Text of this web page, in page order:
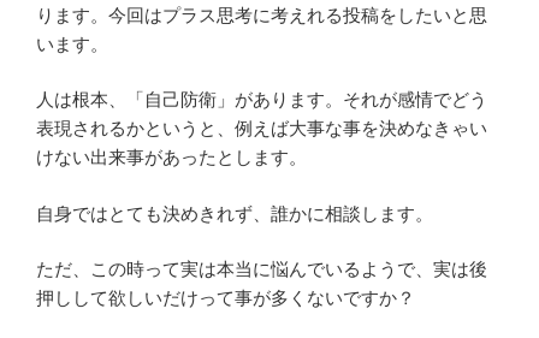
ります。今回はプラス思考に考えれる投稿をしたいと思
います。
人は根本、「自己防衛」があります。それが感情でどう
表現されるかというと、例えば大事な事を決めなきゃい
けない出来事があったとします。
自身ではとても決めきれず、誰かに相談します。
ただ、この時って実は本当に悩んでいるようで、実は後
押しして欲しいだけって事が多くないですか？